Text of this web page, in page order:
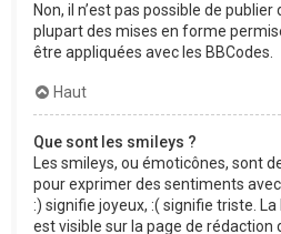
Non, il n’est pas possible de
plupart des mises en forme
être appliquées avec les BBCodes.
Haut
Que sont les smileys ?
Les smileys, ou émoticônes, sont
pour exprimer des sentiments
:) signifie joyeux, :( signifie triste.
est visible sur la page de rédaction